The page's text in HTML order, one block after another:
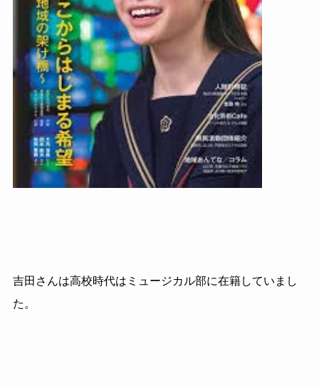
吉田さんは高校時代はミュージカル部に在籍していまし
た。